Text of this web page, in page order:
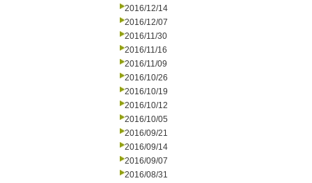
2016/12/14
2016/12/07
2016/11/30
2016/11/16
2016/11/09
2016/10/26
2016/10/19
2016/10/12
2016/10/05
2016/09/21
2016/09/14
2016/09/07
2016/08/31